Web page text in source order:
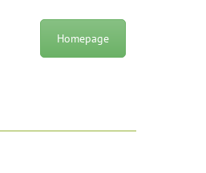
Homepage